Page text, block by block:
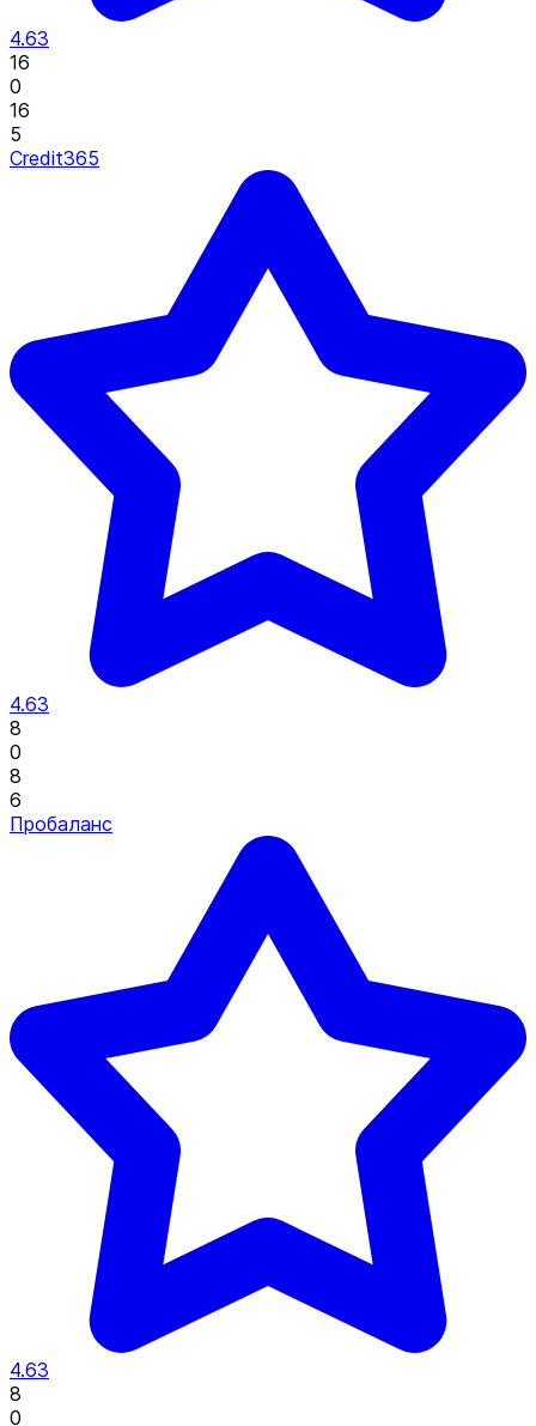
4.63
16
0
16
5
Credit365
4.63
8
0
8
6
Пробаланс
4.63
8
0